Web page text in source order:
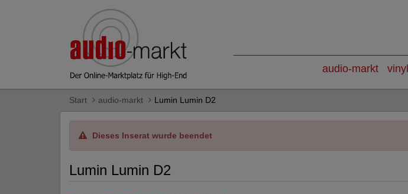
audio-markt vinyl
Start audio-markt Lumin Lumin D2
Dieses Inserat wurde beendet
Lumin Lumin D2